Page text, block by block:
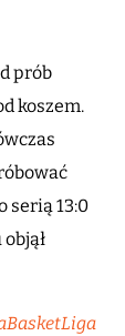
prób
koszem.
serią 13:0